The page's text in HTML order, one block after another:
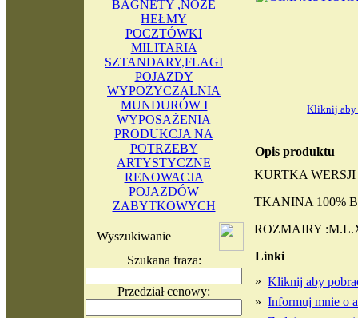
BAGNETY ,NOŻE
HEŁMY
POCZTÓWKI
MILITARIA
SZTANDARY,FLAGI
POJAZDY
WYPOŻYCZALNIA
MUNDURÓW I
WYPOSAŻENIA
PRODUKCJA NA
POTRZEBY
ARTYSTYCZNE
RENOWACJA
POJAZDÓW
ZABYTKOWYCH
Wyszukiwanie
Szukana fraza:
Przedział cenowy:
Kliknij aby
Opis produktu
KURTKA
TKANINA 100%
ROZMAIRY
Linki
» Kliknij aby
» Informuj mnie o